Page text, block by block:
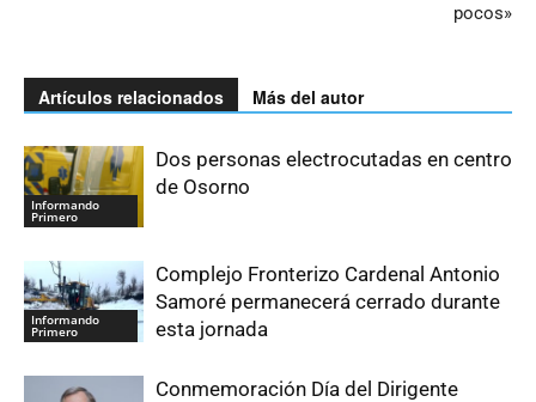
pocos»
Artículos relacionados Más del autor
Informando
Primero
Dos personas electrocutadas en centro
de Osorno
Informando
Primero
Complejo Fronterizo Cardenal Antonio
Samoré permanecerá cerrado durante
esta jornada
Conmemoración Día del Dirigente